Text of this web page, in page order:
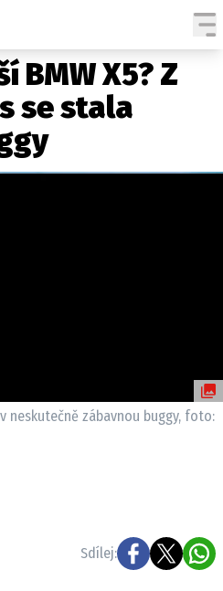
AUTA
AUT
BMW X5? Z
se stala
neskutečně zábavnou buggy, foto:
Sdílej: